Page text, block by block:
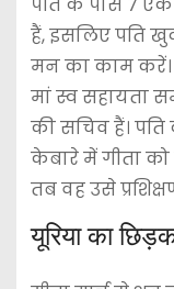
पति के पास 7
हैं, इसलिए पति
मन का काम
मां स्व सहायता
की सचिव हैं। पति
केबारे में गीता को
तब वह उसे
यूरिया का